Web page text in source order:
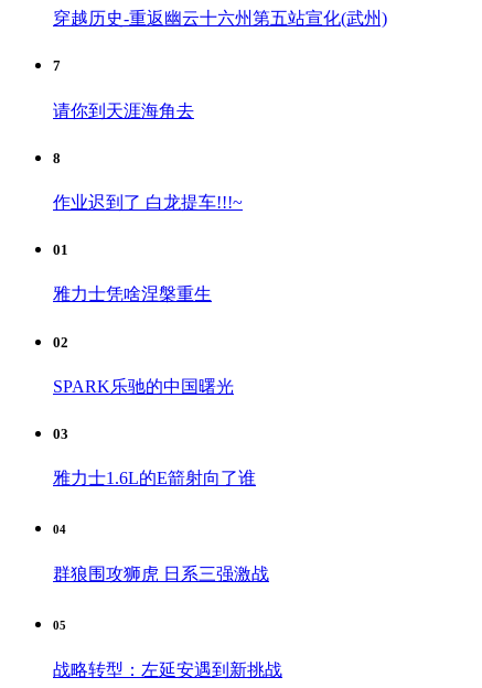
穿越历史-重返幽云十六州第五站宣化(武州)
7
请你到天涯海角去
8
作业迟到了 白龙提车!!!~
01
雅力士凭啥涅槃重生
02
SPARK乐驰的中国曙光
03
雅力士1.6L的E箭射向了谁
04
群狼围攻狮虎 日系三强激战
05
战略转型：左延安遇到新挑战